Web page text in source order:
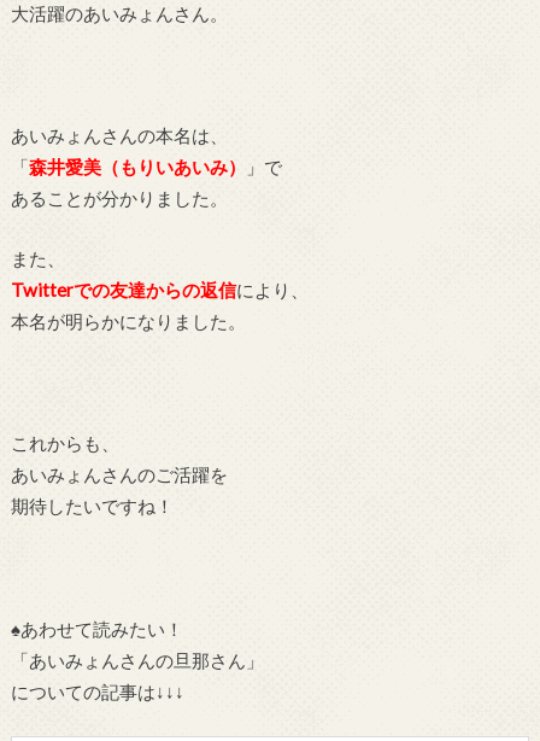
大活躍のあいみょんさん。
あいみょんさんの本名は、
「森井愛美（もりいあいみ）
」で
あることが分かりました。
また、
Twitterでの友達からの返信により、
本名が明らかになりました。
これからも、
あいみょんさんのご活躍を
期待したいですね！
♠あわせて読みたい！
「あいみょんさんの旦那さん」
についての記事は↓↓↓